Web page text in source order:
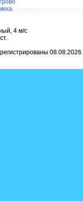
4 м/с
08.08.2026